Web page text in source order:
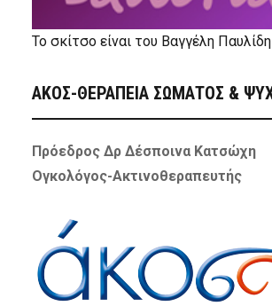
Το σκίτσο είναι του Βαγγέλη Παυλίδη
ΑΚΟΣ-ΘΕΡΑΠΕΙΑ ΣΩΜΑΤΟΣ &
Πρόεδρος Δρ Δέσποινα Κατσώχη
Ογκολόγος-Ακτινοθεραπευτής